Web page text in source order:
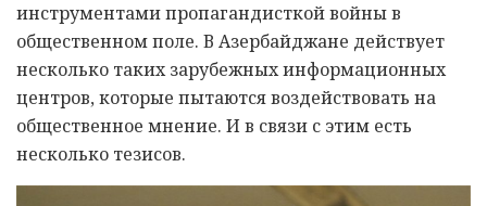
инструментами пропагандисткой войны в
общественном поле. В Азербайджане действует
несколько таких зарубежных информационных
центров, которые пытаются воздействовать на
общественное мнение. И в связи с этим есть
несколько тезисов.